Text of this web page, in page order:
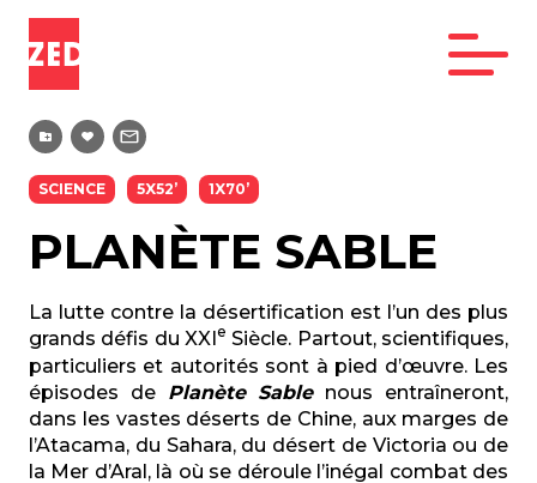
SCIENCE 5X52’ 1X70’
PLANÈTE SABLE
La lutte contre la désertification est l’un des plus
grands défis du XXIe Siècle. Partout, scientifiques,
particuliers et autorités sont à pied d’œuvre. Les
épisodes de Planète Sablenous entraîneront,
dans les vastes déserts de Chine, aux marges de
l’Atacama, du Sahara, du désert de Victoria ou de
la Mer d’Aral, là où se déroule l’inégal combat des